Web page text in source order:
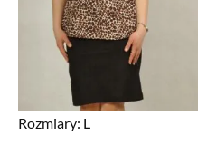
Rozmiary: L